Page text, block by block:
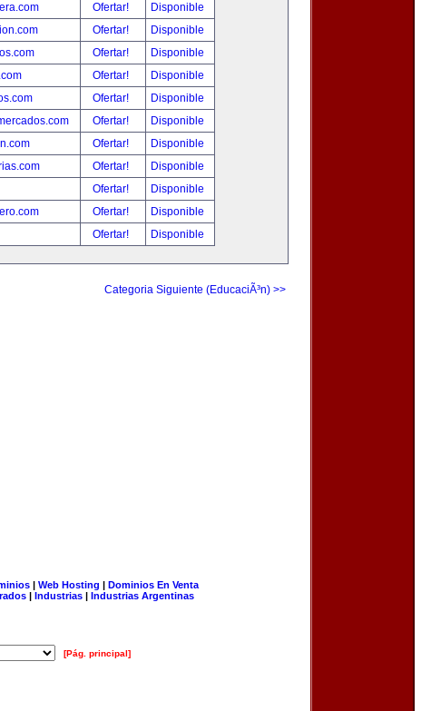
Ofertar!
Disponible
Ofertar!
Disponible
Ofertar!
Disponible
Ofertar!
Disponible
Ofertar!
Disponible
Ofertar!
Disponible
Ofertar!
Disponible
Ofertar!
Disponible
Ofertar!
Disponible
Ofertar!
Disponible
Ofertar! Disponible
Categoria Siguiente (EducaciÃ³n) >>
| Web Hosting | Dominios En Venta
| Industrias | Industrias Argentinas
[Pág. principal]